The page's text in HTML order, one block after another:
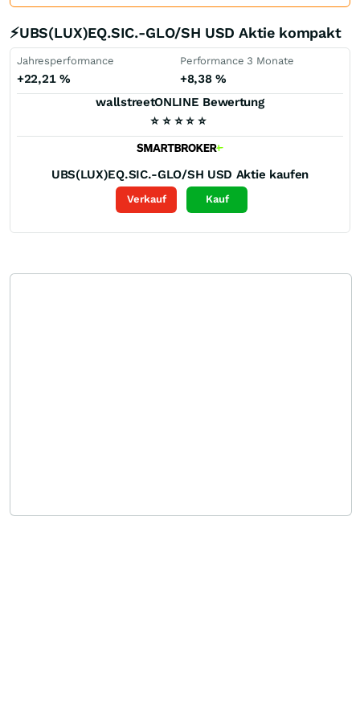
⚡UBS(LUX)EQ.SIC.-GLO/SH USD Aktie kompakt
Jahresperformance
+22,21 %
Performance 3 Monate
+8,38%
wallstreetONLINE Bewertung
⭐ ⭐ ⭐ ⭐ ⭐
UBS(LUX)EQ.SIC.-GLO/SH USD Aktie kaufen
Verkauf Kauf